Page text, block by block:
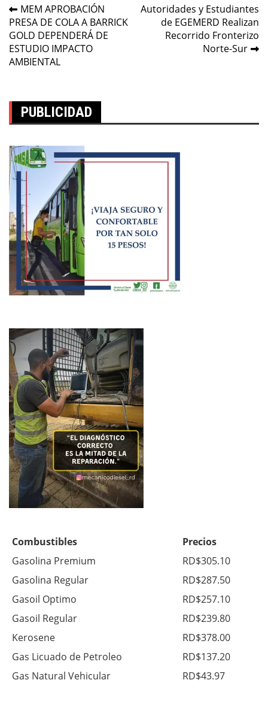
Navegación
de
entradas
MEM APROBACIÓN
PRESA DE COLA A BARRICK
GOLD DEPENDERÁ DE
ESTUDIO IMPACTO
AMBIENTAL
Autoridades y Estudiantes
de EGEMERD Realizan
Recorrido Fronterizo
Norte-Sur
PUBLICIDAD
Combustibles
Precios
Gasolina Premium
RD$305.10
Gasolina Regular
RD$287.50
Gasoil Optimo
RD$257.10
Gasoil Regular
RD$239.80
Kerosene
RD$378.00
Gas Licuado de Petroleo
RD$137.20
Gas Natural Vehicular
RD$43.97